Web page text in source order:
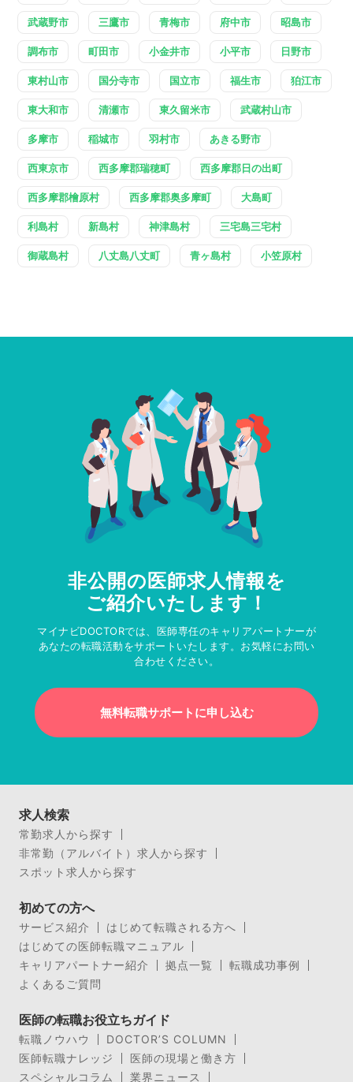
武蔵野市 三鷹市 青梅市 府中市 昭島市
調布市 町田市 小金井市 小平市 日野市
東村山市 国分寺市 国立市 福生市 狛江市
東大和市 清瀬市 東久留米市 武蔵村山市
多摩市 稲城市 羽村市 あきる野市
西東京市 西多摩郡瑞穂町 西多摩郡日の出町
西多摩郡檜原村 西多摩郡奥多摩町 大島町
利島村 新島村 神津島村 三宅島三宅村
御蔵島村 八丈島八丈町 青ヶ島村 小笠原村
非公開の医師求人情報を
ご紹介いたします！
マイナビDOCTORでは、医師専任のキャリアパートナーが
あなたの転職活動をサポートいたします。お気軽にお問い
合わせください。
無料転職サポートに申し込む
求人検索
常勤求人から探す
非常勤（アルバイト）求人から探す
スポット求人から探す
初めての方へ
サービス紹介
はじめて転職される方へ
はじめての医師転職マニュアル
キャリアパートナー紹介
拠点一覧
転職成功事例
よくあるご質問
医師の転職お役立ちガイド
転職ノウハウ
DOCTOR’S COLUMN
医師転職ナレッジ
医師の現場と働き方
スペシャルコラム
業界ニュース